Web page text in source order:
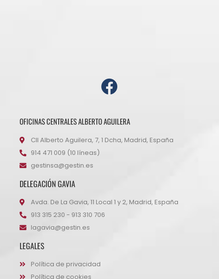
OFICINAS CENTRALES ALBERTO AGUILERA
Cll Alberto Aguilera, 7, 1 Dcha, Madrid, España
914 471 009 (10 líneas)
gestinsa@gestin.es
DELEGACIÓN GAVIA
Avda. De La Gavia, 11 Local 1 y 2, Madrid, España
913 315 230 - 913 310 706
lagavia@gestin.es
LEGALES
Política de privacidad
Política de cookies